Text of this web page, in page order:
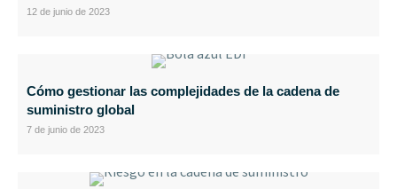
12 de junio de 2023
Cómo gestionar las complejidades de la cadena de
suministro global
7 de junio de 2023